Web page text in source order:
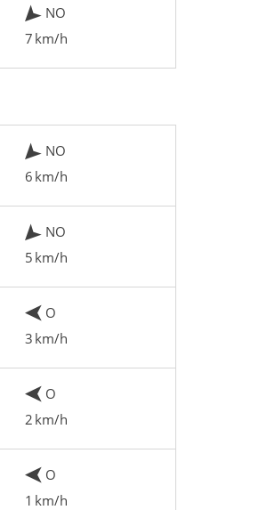
NO
7 km/h
NO
6 km/h
NO
5 km/h
O
3 km/h
O
2 km/h
O
1 km/h